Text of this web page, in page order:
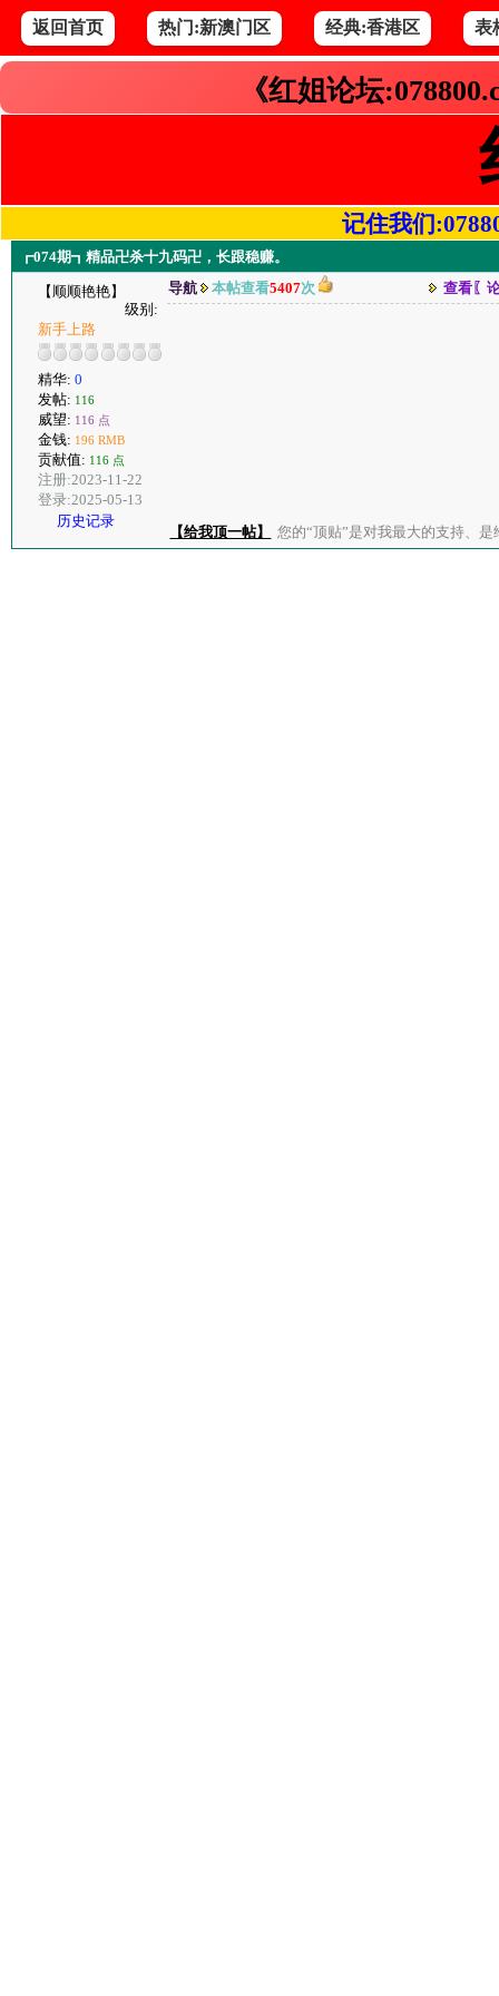
返回首页 热门:新澳门区 经典:香港区 表
《红姐论坛
记住我们
┏074期┓精品卍杀十九码卍，长跟稳赚。
【顺顺艳艳】
级别:
新手上路
精华: 0
发帖: 116
威望: 116 点
金钱: 196 RMB
贡献值: 116 点
注册:2023-11-22
登录:2025-05-13
历史记录
导航 本帖查看5407次 查看〖
【给我顶一帖】 您的“顶贴”是对我最大的支持、